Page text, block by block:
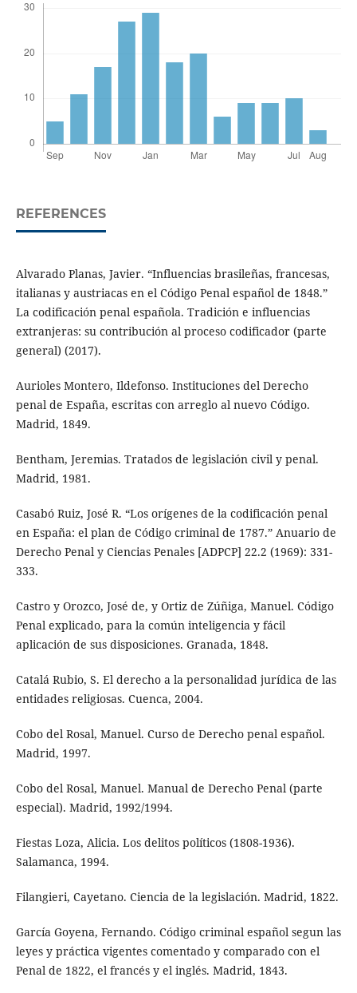
REFERENCES
Alvarado Planas, Javier. “Influencias brasileñas, francesas,
italianas y austriacas en el Código Penal español de 1848.”
La codificación penal española. Tradición e influencias
extranjeras: su contribución al proceso codificador (parte
general) (2017).
Aurioles Montero, Ildefonso. Instituciones del Derecho
penal de España, escritas con arreglo al nuevo Código.
Madrid, 1849.
Bentham, Jeremias. Tratados de legislación civil y penal.
Madrid, 1981.
Casabó Ruiz, José R. “Los orígenes de la codificación penal
en España: el plan de Código criminal de 1787.” Anuario de
Derecho Penal y Ciencias Penales [ADPCP] 22.2 (1969): 331-
333.
Castro y Orozco, José de, y Ortiz de Zúñiga, Manuel. Código
Penal explicado, para la común inteligencia y fácil
aplicación de sus disposiciones. Granada, 1848.
Catalá Rubio, S. El derecho a la personalidad jurídica de las
entidades religiosas. Cuenca, 2004.
Cobo del Rosal, Manuel. Curso de Derecho penal español.
Madrid, 1997.
Cobo del Rosal, Manuel. Manual de Derecho Penal (parte
especial). Madrid, 1992/1994.
Fiestas Loza, Alicia. Los delitos políticos (1808-1936).
Salamanca, 1994.
Filangieri, Cayetano. Ciencia de la legislación. Madrid, 1822.
García Goyena, Fernando. Código criminal español segun las
leyes y práctica vigentes comentado y comparado con el
Penal de 1822, el francés y el inglés. Madrid, 1843.